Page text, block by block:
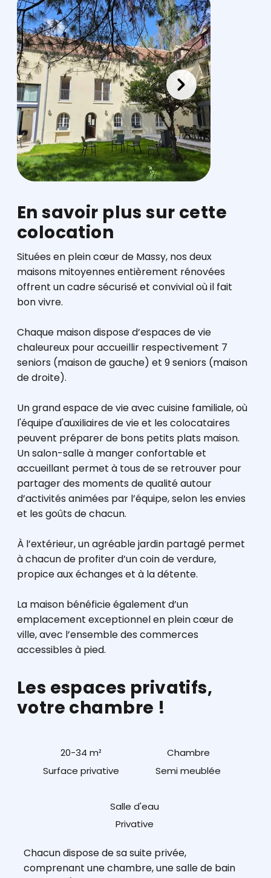
En savoir plus sur cette
colocation
​Situées en plein cœur de Massy, nos deux
maisons mitoyennes entièrement rénovées
offrent un cadre sécurisé et convivial où il fait
bon vivre.
​Chaque maison dispose d’espaces de vie
chaleureux pour accueillir respectivement 7
seniors (maison de gauche) et 9 seniors (maison
de droite).
Un grand espace de vie avec cuisine familiale, où
l'équipe d'auxiliaires de vie et les colocataires
peuvent préparer de bons petits plats maison.
Un salon-salle à manger confortable et
accueillant permet à tous de se retrouver pour
partager des moments de qualité autour
d’activités animées par l’équipe, selon les envies
et les goûts de chacun.
À l’extérieur, un agréable jardin partagé permet
à chacun de profiter d’un coin de verdure,
propice aux échanges et à la détente.
La maison bénéficie également d’un
emplacement exceptionnel en plein cœur de
ville, avec l’ensemble des commerces
accessibles à pied.
Les espaces privatifs,
votre chambre !
20-34 m²
Surface privative
Chambre
Semi meublée
Salle d'eau
Privative
Chacun dispose de sa suite privée,
comprenant une chambre, une salle de bain